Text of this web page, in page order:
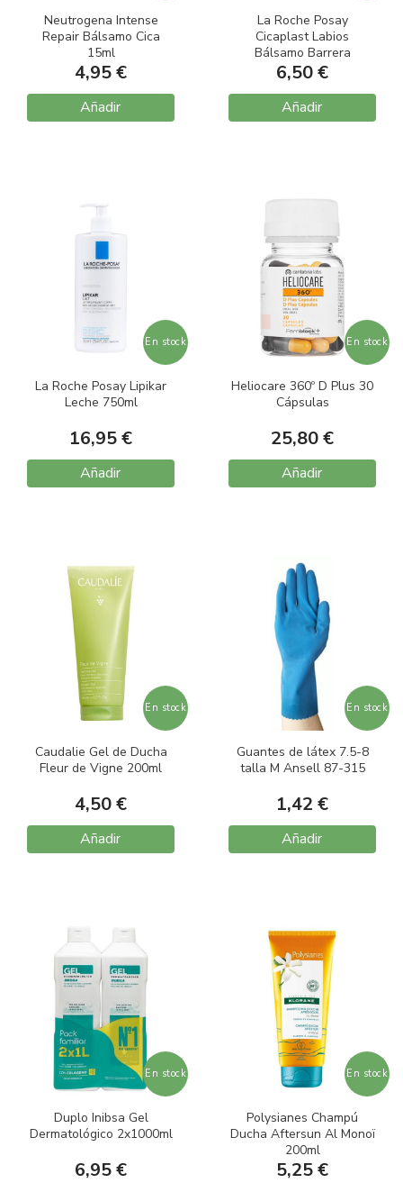
Neutrogena Intense
Repair Bálsamo Cica
15ml
4,95 €
Añadir
La Roche Posay
Cicaplast Labios
Bálsamo Barrera
Reparador 7,5ml
6,50 €
Añadir
En stock
La Roche Posay Lipikar
Leche 750ml
16,95 €
Añadir
En stock
Heliocare 360º D Plus 30
Cápsulas
25,80 €
Añadir
En stock
Caudalie Gel de Ducha
Fleur de Vigne 200ml
4,50 €
Añadir
En stock
Guantes de látex 7.5-8
talla M Ansell 87-315
1,42 €
Añadir
En stock
Duplo Inibsa Gel
Dermatológico 2x1000ml
6,95 €
En stock
Polysianes Champú
Ducha Aftersun Al Monoï
200ml
5,25 €